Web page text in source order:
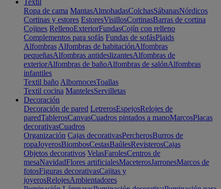
Textil
Ropa de cama MantasAlmohadasColchasSábanasNórdicos
Cortinas y estores EstoresVisillosCortinasBarras de cortina
Cojines RellenoExteriorFundasCojín con relleno
Complementos para sofás Fundas de sofásPlaids
Alfombras Alfombras de habitaciónAlfombras
pequeñasAlfombras antideslizantesAlfombras de
exteriorAlfombras de bañoAlfombras de salónAlfombras
infantiles
Textil baño AlbornocesToallas
Textil cocina MantelesServilletas
Decoración
Decoración de pared LetrerosEspejosRelojes de
paredTablerosCanvasCuadros pintados a manoMarcosPlacas
decorativasCuadros
Organización Cajas decorativasPercherosBurros de
ropaJoyerosBiombosCestasBaúlesRevisterosCajas
Objetos decorativos VelasFarolesCentros de
mesaNavidadFlores artificialesMaceterosJarronesMarcos de
fotosFiguras decorativasCajitas y
joyerosRelojesAmbientadores